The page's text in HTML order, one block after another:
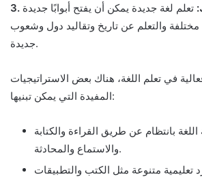
تعلم لغة جديدة يمكن أن يفتح أبوابًا جديدة
والتعلم عن تاريخ وتقاليد دول وشعوب
جديدة.
في تعلم اللغة، هناك بعض الاستراتيجيات
المفيدة التي يمكن تبنيها:
بانتظام عن طريق القراءة والكتابة
والاستماع والمحادثة.
تعليمية متنوعة مثل الكتب والتطبيقات